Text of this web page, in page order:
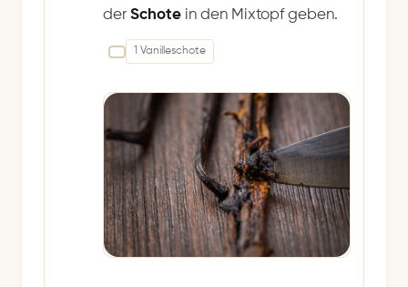
der Schote in den Mixtopf geben.
1 Vanilleschote